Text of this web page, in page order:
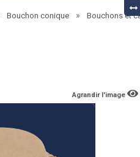
Bouchon conique » Bouchons et
Agrandir l'image